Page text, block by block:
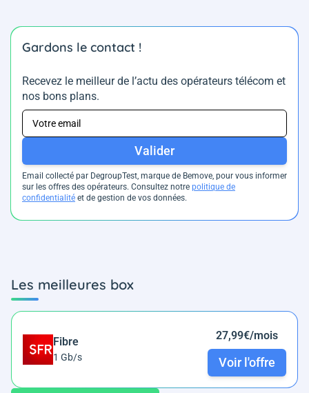
Gardons le contact !
Recevez le meilleur de l’actu des opérateurs télécom et
nos bons plans.
Valider
Email collecté par DegroupTest, marque de Bemove, pour vous informer
sur les offres des opérateurs. Consultez notre politique de
confidentialité et de gestion de vos données.
Les meilleures box
Fibre
1 Gb/s
27,99€/mois
Voir l'offre